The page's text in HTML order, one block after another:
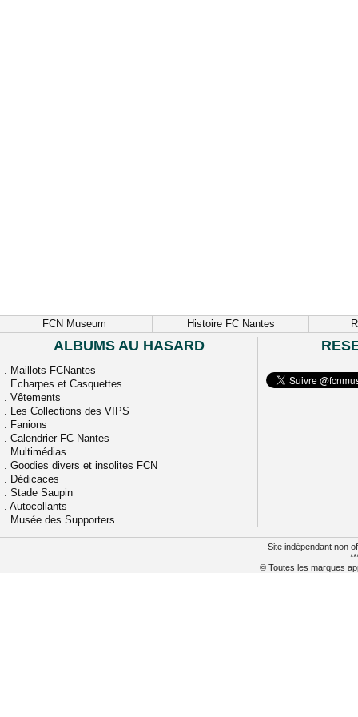
FCN Museum Histoire FC Nantes
ALBUMS AU HASARD
. Maillots FCNantes
. Echarpes et Casquettes
. Vêtements
. Les Collections des VIPS
. Fanions
. Calendrier FC Nantes
. Multimédias
. Goodies divers et insolites FCN
. Dédicaces
. Stade Saupin
. Autocollants
. Musée des Supporters
Site indépendant non
© Toutes les marques